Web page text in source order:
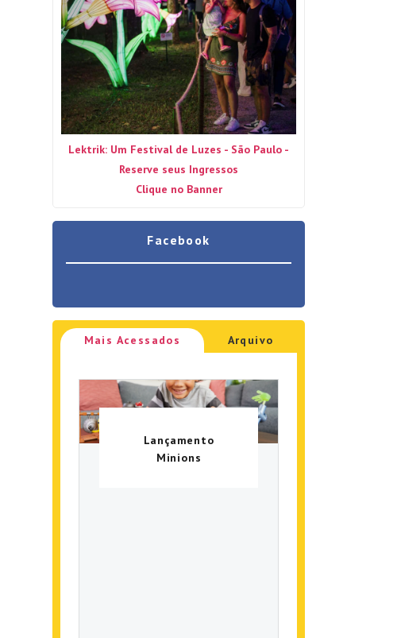
Lektrik: Um Festival de Luzes - São Paulo -
Reserve seus Ingressos
Clique no Banner
Facebook
Mais Acessados Arquivo
Lançamento
Minions